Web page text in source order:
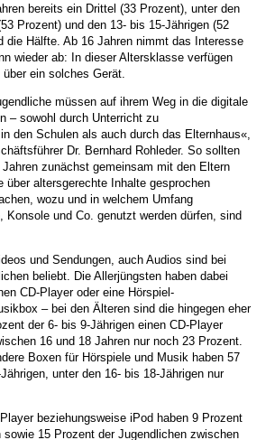
bereits ein Drittel (33 Prozent), unter den
Prozent) und den 13- bis 15-Jährigen (52
die Hälfte. Ab 16 Jahren nimmt das Interesse
wieder ab: In dieser Altersklasse verfügen
ein solches Gerät.
müssen auf ihrem Weg in die digitale
– sowohl durch Unterricht zu
den Schulen als auch durch das Elternhaus«,
Dr. Bernhard Rohleder. So sollten
zunächst gemeinsam mit den Eltern
über altersgerechte Inhalte gesprochen
wozu und in welchem Umfang
Konsole und Co. genutzt werden dürfen, sind
und Sendungen, auch Audios sind bei
beliebt. Die Allerjüngsten haben dabei
CD-Player oder eine Hörspiel-
– bei den Älteren sind die hingegen eher
der 6- bis 9-Jährigen einen CD-Player
16 und 18 Jahren nur noch 23 Prozent.
Boxen für Hörspiele und Musik haben 57
unter den 16- bis 18-Jährigen nur
beziehungsweise iPod haben 9 Prozent
sowie 15 Prozent der Jugendlichen zwischen